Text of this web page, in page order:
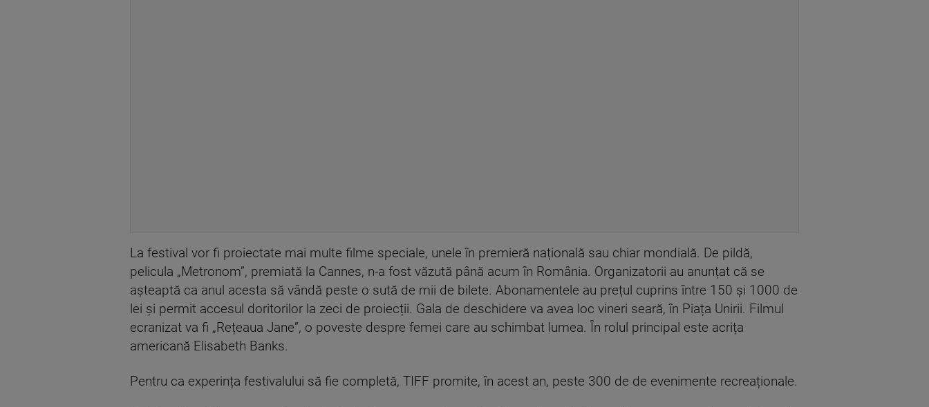
La festival vor fi proiectate mai multe filme speciale, unele în premieră națională sau chiar mondială. De pildă,
pelicula „Metronom”, premiată la Cannes, n-a fost văzută până acum în România. Organizatorii au anunțat că se
așteaptă ca anul acesta să vândă peste o sută de mii de bilete. Abonamentele au prețul cuprins între 150 și 1000 de
lei și permit accesul doritorilor la zeci de proiecții. Gala de deschidere va avea loc vineri seară, în Piața Unirii. Filmul
ecranizat va fi „Rețeaua Jane”, o poveste despre femei care au schimbat lumea. În rolul principal este acrița
americană Elisabeth Banks.
Pentru ca experința festivalului să fie completă, TIFF promite, în acest an, peste 300 de de evenimente recreaționale.